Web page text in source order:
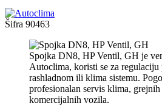
Šifra 90463
Spojka DN8, HP Ventil, GH je
Autoclima, koristi se za regulaciju
rashladnom ili klima sistemu.
profesionalan servis klima,
komercijalnih vozila.